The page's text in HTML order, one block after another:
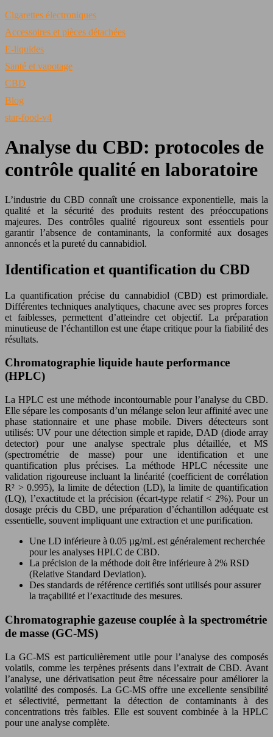
Cigarettes électroniques
Accessoires et pièces détachées
E-liquides
Santé et vapotage
CBD
Blog
star-food-v4
Analyse du CBD: protocoles de
contrôle qualité en laboratoire
L’industrie du CBD connaît une croissance exponentielle, mais la
qualité et la sécurité des produits restent des préoccupations
majeures. Des contrôles qualité rigoureux sont essentiels pour
garantir l’absence de contaminants, la conformité aux dosages
annoncés et la pureté du cannabidiol.
Identification et quantification du CBD
La quantification précise du cannabidiol (CBD) est primordiale.
Différentes techniques analytiques, chacune avec ses propres forces
et faiblesses, permettent d’atteindre cet objectif. La préparation
minutieuse de l’échantillon est une étape critique pour la fiabilité des
résultats.
Chromatographie liquide haute performance
(HPLC)
La HPLC est une méthode incontournable pour l’analyse du CBD.
Elle sépare les composants d’un mélange selon leur affinité avec une
phase stationnaire et une phase mobile. Divers détecteurs sont
utilisés: UV pour une détection simple et rapide, DAD (diode array
detector) pour une analyse spectrale plus détaillée, et MS
(spectrométrie de masse) pour une identification et une
quantification plus précises. La méthode HPLC nécessite une
validation rigoureuse incluant la linéarité (coefficient de corrélation
R² > 0.995), la limite de détection (LD), la limite de quantification
(LQ), l’exactitude et la précision (écart-type relatif < 2%). Pour un
dosage précis du CBD, une préparation d’échantillon adéquate est
essentielle, souvent impliquant une extraction et une purification.
Une LD inférieure à 0.05 µg/mL est généralement recherchée
pour les analyses HPLC de CBD.
La précision de la méthode doit être inférieure à 2% RSD
(Relative Standard Deviation).
Des standards de référence certifiés sont utilisés pour assurer
la traçabilité et l’exactitude des mesures.
Chromatographie gazeuse couplée à la spectrométrie
de masse (GC-MS)
La GC-MS est particulièrement utile pour l’analyse des composés
volatils, comme les terpènes présents dans l’extrait de CBD. Avant
l’analyse, une dérivatisation peut être nécessaire pour améliorer la
volatilité des composés. La GC-MS offre une excellente sensibilité
et sélectivité, permettant la détection de contaminants à des
concentrations très faibles. Elle est souvent combinée à la HPLC
pour une analyse complète.